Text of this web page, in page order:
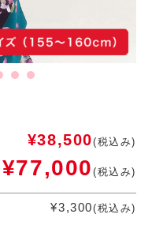
¥38,500(税込み)
¥77,000 (税込み)
¥3,300(税込み)